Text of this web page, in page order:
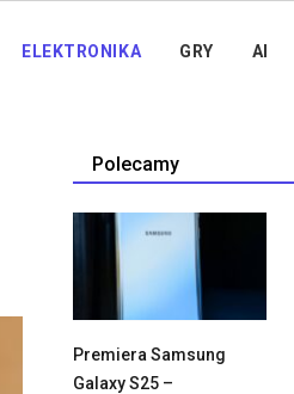
ELEKTRONIKA GRY AI
Polecamy
Premiera Samsung
Galaxy S25 –